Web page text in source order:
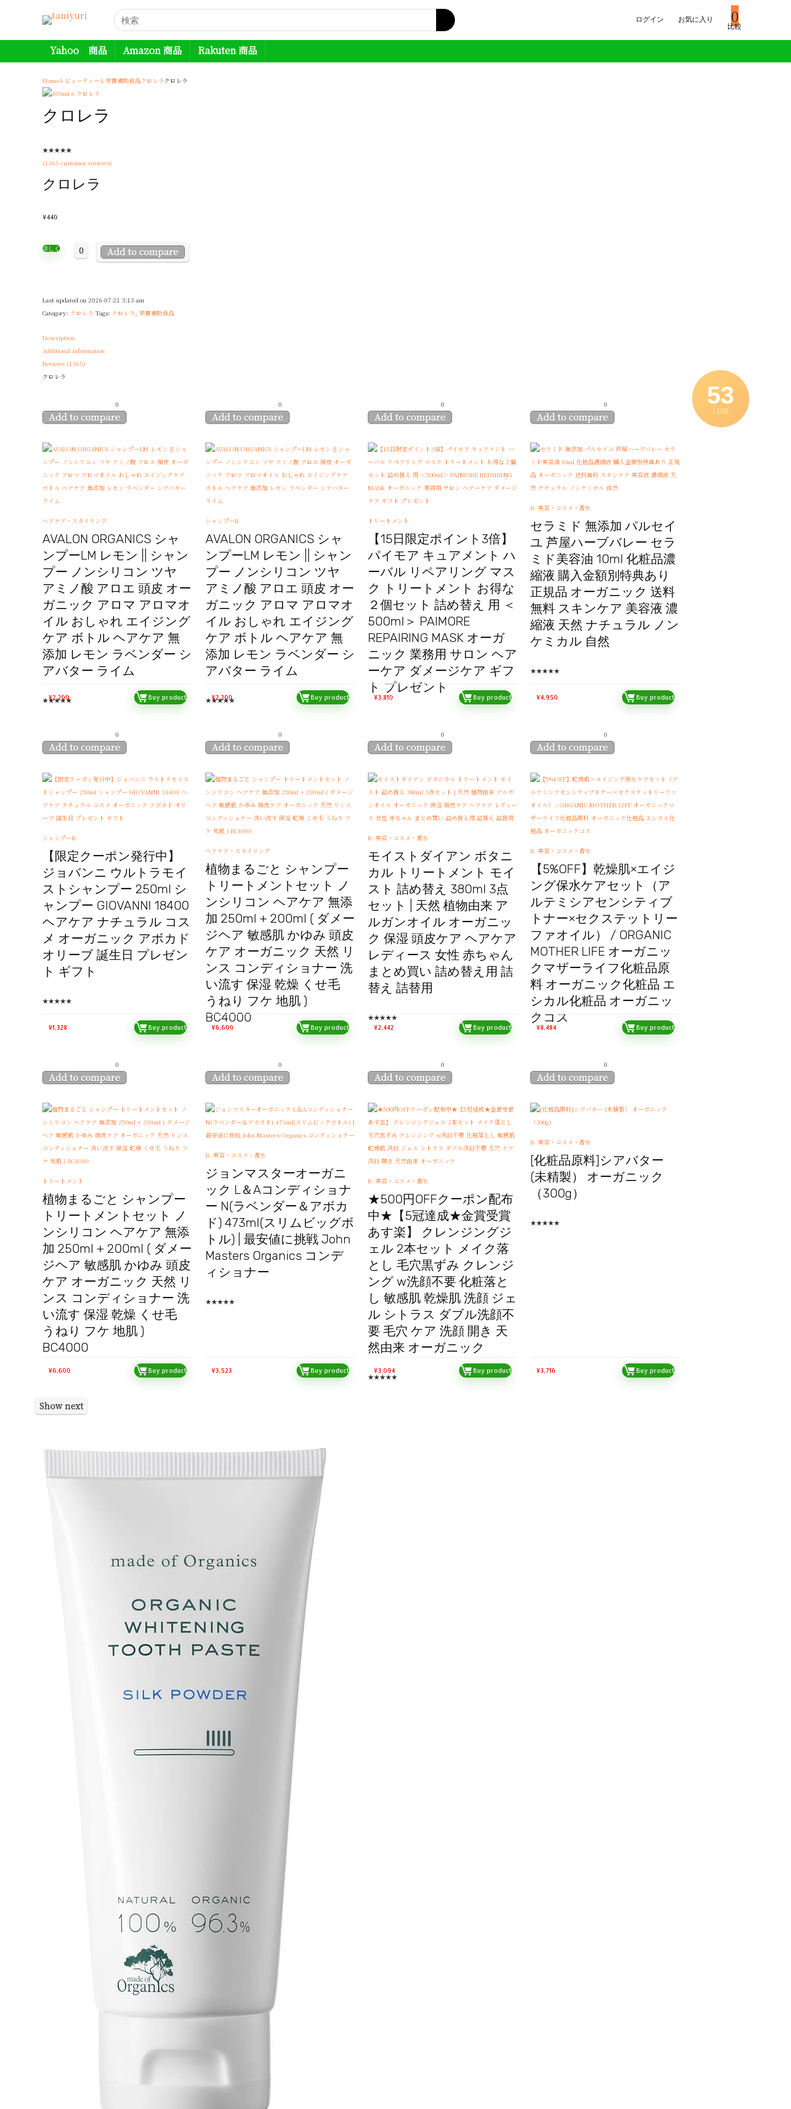
ログイン お気に入り 0
比較
Yahoo 商品 Amazon 商品 Rakuten 商品
HomeA-ビューティーA-栄養補助食品クロレラクロレラ
クロレラ
★★★★★
(1365 customer reviews)
クロレラ
¥440
詳しく 0 Add to compare
Last updated on 2026-07-21 3:13 am
Category: クロレラ Tags: クロレラ, 栄養補助食品
Description
Additional information
Reviews (1365)
53
/ 100
クロレラ
0
Add to compare
ヘアケア・スタイリング
AVALON ORGANICS シャ
ンプーLM レモン || シャン
プー ノンシリコン ツヤ
アミノ酸 アロエ 頭皮 オー
ガニック アロマ アロマオ
イル おしゃれ エイジング
ケア ボトル ヘアケア 無
添加 レモン ラベンダー シ
アバター ライム
★★★★★
¥2,200 Buy product
0
Add to compare
シャンプーR
AVALON ORGANICS シャ
ンプーLM レモン || シャン
プー ノンシリコン ツヤ
アミノ酸 アロエ 頭皮 オー
ガニック アロマ アロマオ
イル おしゃれ エイジング
ケア ボトル ヘアケア 無
添加 レモン ラベンダー シ
アバター ライム
★★★★★
¥2,200 Buy product
0
Add to compare
トリートメント
【15日限定ポイント3倍】
パイモア キュアメント ハ
ーバル リペアリング マス
ク トリートメント お得な
２個セット 詰め替え 用 ＜
500ml＞ PAIMORE
REPAIRING MASK オーガ
ニック 業務用 サロン ヘア
ーケア ダメージケア ギフ
ト プレゼント
¥3,810 Buy product
0
Add to compare
R- 美容・コスメ・香水
セラミド 無添加 パルセイ
ユ 芦屋ハーブバレー セラ
ミド美容油 10ml 化粧品濃
縮液 購入金額別特典あり
正規品 オーガニック 送料
無料 スキンケア 美容液 濃
縮液 天然 ナチュラル ノン
ケミカル 自然
★★★★★
¥4,950 Buy product
0
Add to compare
シャンプーR
【限定クーポン発行中】
ジョバンニ ウルトラモイ
ストシャンプー 250ml シ
ャンプー GIOVANNI 18400
ヘアケア ナチュラル コス
メ オーガニック アボカド
オリーブ 誕生日 プレゼン
ト ギフト
★★★★★
¥1,328 Buy product
0
Add to compare
ヘアケア・スタイリング
植物まるごと シャンプー
トリートメントセット ノ
ンシリコン ヘアケア 無添
加 250ml + 200ml ( ダメー
ジヘア 敏感肌 かゆみ 頭皮
ケア オーガニック 天然 リ
ンス コンディショナー 洗
い流す 保湿 乾燥 くせ毛
うねり フケ 地肌 )
BC4000
¥6,600 Buy product
0
Add to compare
R- 美容・コスメ・香水
モイストダイアン ボタニ
カル トリートメント モイ
スト 詰め替え 380ml 3点
セット | 天然 植物由来 ア
ルガンオイル オーガニッ
ク 保湿 頭皮ケア ヘアケア
レディース 女性 赤ちゃん
まとめ買い 詰め替え用 詰
替え 詰替用
★★★★★
¥2,442 Buy product
0
Add to compare
R- 美容・コスメ・香水
【5%OFF】乾燥肌×エイジ
ング保水ケアセット（ア
ルテミシアセンシティブ
トナー×セクステットリー
ファオイル） / ORGANIC
MOTHER LIFE オーガニッ
クマザーライフ化粧品原
料 オーガニック化粧品 エ
シカル化粧品 オーガニッ
クコス
¥8,484 Buy product
0
Add to compare
トリートメント
植物まるごと シャンプー
トリートメントセット ノ
ンシリコン ヘアケア 無添
加 250ml + 200ml ( ダメー
ジヘア 敏感肌 かゆみ 頭皮
ケア オーガニック 天然 リ
ンス コンディショナー 洗
い流す 保湿 乾燥 くせ毛
うねり フケ 地肌 )
BC4000
¥6,600 Buy product
0
Add to compare
R- 美容・コスメ・香水
ジョンマスターオーガニ
ック L＆Aコンディショナ
ー N(ラベンダー＆アボカ
ド) 473ml(スリムビッグボ
トル) | 最安値に挑戦 John
Masters Organics コンデ
ィショナー
★★★★★
¥3,523 Buy product
0
Add to compare
R- 美容・コスメ・香水
★500円OFFクーポン配布
中★【5冠達成★金賞受賞
あす楽】 クレンジングジ
ェル 2本セット メイク落
とし 毛穴黒ずみ クレンジ
ング w洗顔不要 化粧落と
し 敏感肌 乾燥肌 洗顔 ジェ
ル シトラス ダブル洗顔不
要 毛穴 ケア 洗顔 開き 天
然由来 オーガニック
★★★★★
¥3,094 Buy product
0
Add to compare
R- 美容・コスメ・香水
[化粧品原料]シアバター
(未精製） オーガニック
（300g）
★★★★★
¥3,716 Buy product
Show next